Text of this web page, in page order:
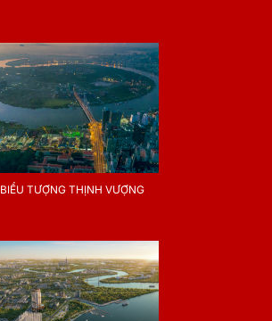
BIỂU TƯỢNG THỊNH VƯỢNG